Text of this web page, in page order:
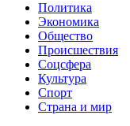
Политика
Экономика
Общество
Происшествия
Соцсфера
Культура
Спорт
Страна и мир